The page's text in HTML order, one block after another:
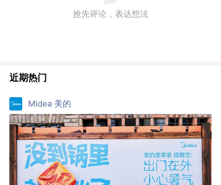
抢先评论，表达想法
近期热门
Midea 美的